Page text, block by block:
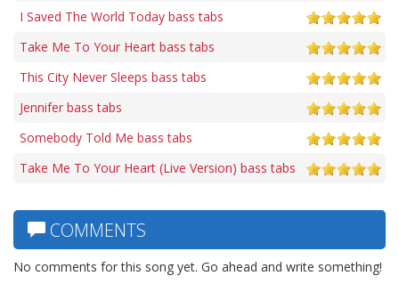
I Saved The World Today bass tabs
Take Me To Your Heart bass tabs
This City Never Sleeps bass tabs
Jennifer bass tabs
Somebody Told Me bass tabs
Take Me To Your Heart (Live Version) bass tabs
COMMENTS
No comments for this song yet. Go ahead and write something!